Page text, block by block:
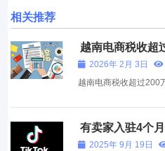
相关推荐
越南电商税收超
2026年 2月 3日
越南电商税收超过200
有卖家入驻4个
Shop美国站仍计
2025年 9月 19日